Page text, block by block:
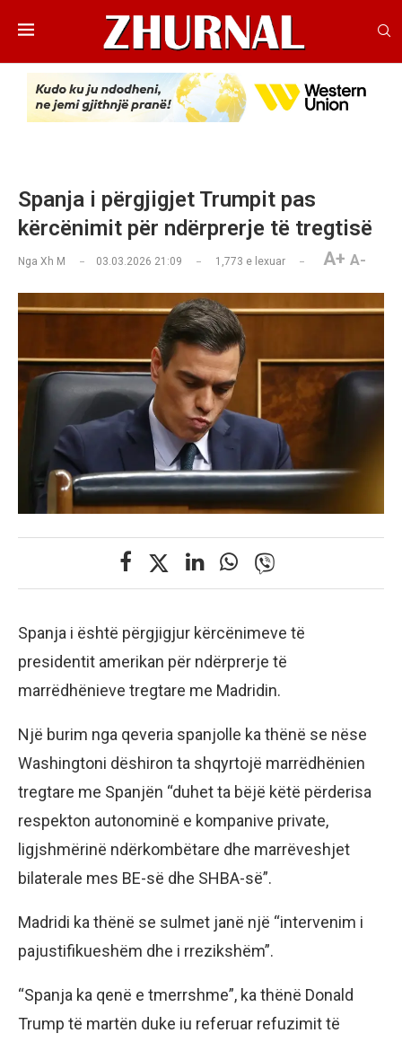
Spanja i përgjigjet Trumpit pas
kërcënimit për ndërprerje të tregtisë
Nga Xh M 03.03.2026 21:09 1,773 e lexuar A+ A-
Spanja i është përgjigjur kërcënimeve të
presidentit amerikan për ndërprerje të
marrëdhënieve tregtare me Madridin.
Një burim nga qeveria spanjolle ka thënë se nëse
Washingtoni dëshiron ta shqyrtojë marrëdhënien
tregtare me Spanjën “duhet ta bëjë këtë përderisa
respekton autonominë e kompanive private,
ligjshmërinë ndërkombëtare dhe marrëveshjet
bilaterale mes BE-së dhe SHBA-së”.
Madridi ka thënë se sulmet janë një “intervenim i
pajustifikueshëm dhe i rrezikshëm”.
“Spanja ka qenë e tmerrshme”, ka thënë Donald
Trump të martën duke iu referuar refuzimit të